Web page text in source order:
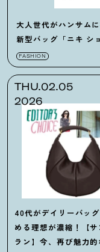
大人世代がハンサム
新型バッグ「ニキ シ
FASHION
THU.02.05
2026
40代がデイリーバッ
める理想が濃縮 ！
【
ラン】今、再び魅力的